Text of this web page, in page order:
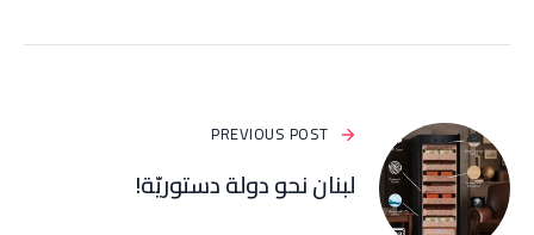
PREVIOUS POST
لبنان نحو دولة دستوريّة!